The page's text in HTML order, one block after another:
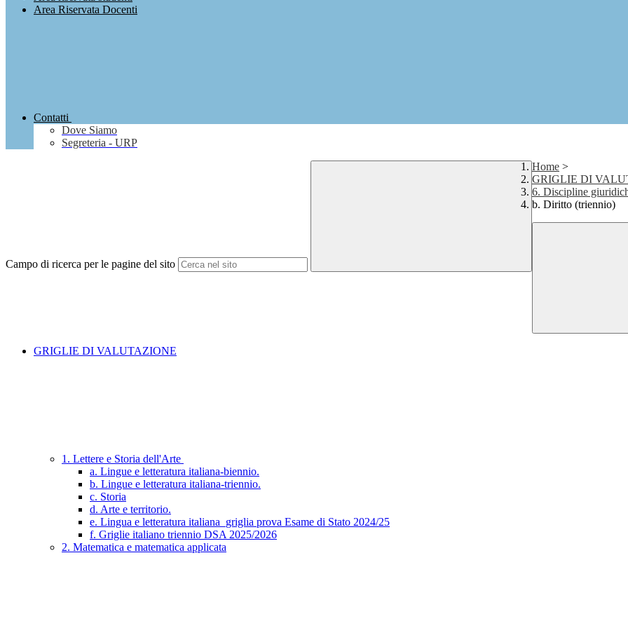
Area Riservata Docenti
Contatti
Dove Siamo
Segreteria - URP
Campo di ricerca per le pagine del sito
Home >
GRIGLIE DI
6. Discipline
b. Diritto (triennio)
GRIGLIE DI VALUTAZIONE
1. Lettere e Storia dell'Arte
a. Lingue e letteratura italiana-biennio.
b. Lingue e letteratura italiana-triennio.
c. Storia
d. Arte e territorio.
e. Lingua e letteratura italiana_griglia prova Esame di Stato 2024/25
f. Griglie italiano triennio DSA 2025/2026
2. Matematica e matematica applicata